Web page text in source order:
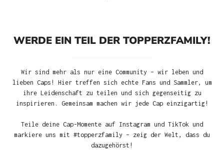
WERDE EIN TEIL DER TOPPERZFAMILY!
Wir sind mehr als nur eine Community – wir leben und
lieben Caps! Hier treffen sich echte Fans und Sammler, um
ihre Leidenschaft zu teilen und sich gegenseitig zu
inspirieren. Gemeinsam machen wir jede Cap einzigartig!
Teile deine Cap-Momente auf Instagram und TikTok und
markiere uns mit #topperzfamily – zeig der Welt, dass du
dazugehörst!